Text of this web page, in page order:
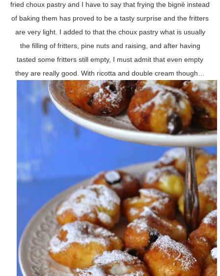
fried choux pastry and I have to say that frying the bignè instead
of baking them has proved to be a tasty surprise and the fritters
are very light. I added to that the choux pastry what is usually
the filling of fritters, pine nuts and raising, and after having
tasted some fritters still empty, I must admit that even empty
they are really good. With ricotta and double cream though…